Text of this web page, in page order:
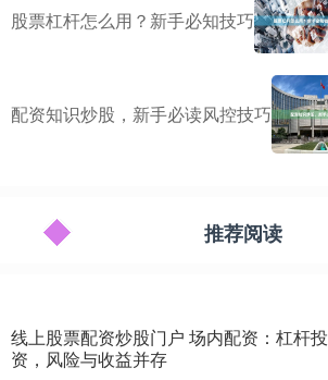
股票杠杆怎么用？新手必知技巧
配资知识炒股，新手必读风控技巧
推荐阅读
线上股票配资炒股门户 场内配资：杠杆投
资，风险与收益并存